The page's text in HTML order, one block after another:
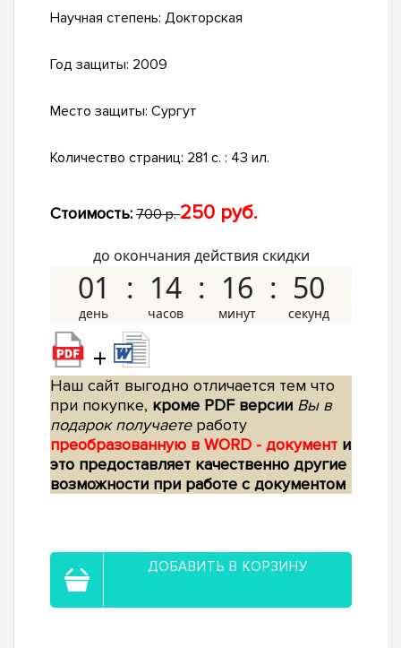
Научная степень: Докторская
Год защиты: 2009
Место защиты: Сургут
Количество страниц: 281 с. : 43 ил.
Стоимость: 700 р.250 руб.
до окончания действия скидки
01 14 16 49
+
Наш сайт выгодно отличается тем что
при покупке, кроме PDF версии Вы в
подарок получаетеработу
преобразованную в WORD - документ и
это предоставляет качественно другие
возможности при работе с документом
ДОБАВИТЬ В КОРЗИНУ